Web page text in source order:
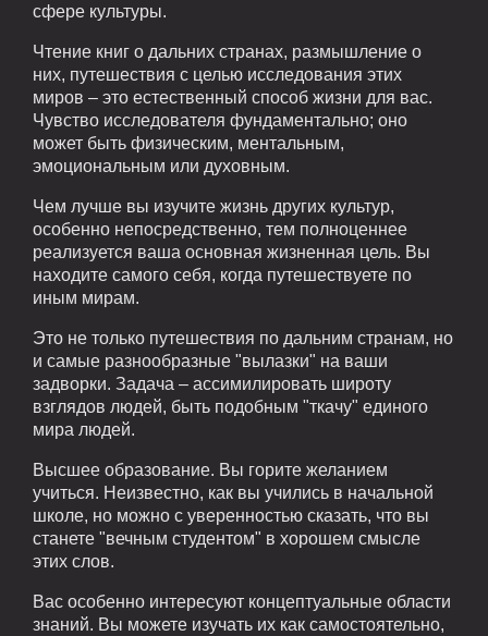
сфере культуры.
Чтение книг о дальних странах, размышление о
них, путешествия с целью исследования этих
миров – это естественный способ жизни для вас.
Чувство исследователя фундаментально; оно
может быть физическим, ментальным,
эмоциональным или духовным.
Чем лучше вы изучите жизнь других культур,
особенно непосредственно, тем полноценнее
реализуется ваша основная жизненная цель. Вы
находите самого себя, когда путешествуете по
иным мирам.
Это не только путешествия по дальним странам, но
и самые разнообразные "вылазки" на ваши
задворки. Задача – ассимилировать широту
взглядов людей, быть подобным "ткачу" единого
мира людей.
Высшее образование. Вы горите желанием
учиться. Неизвестно, как вы учились в начальной
школе, но можно с уверенностью сказать, что вы
станете "вечным студентом" в хорошем смысле
этих слов.
Вас особенно интересуют концептуальные области
знаний. Вы можете изучать их как самостоятельно,